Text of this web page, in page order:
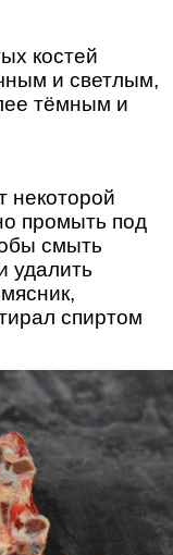
костей
и светлым,
тёмным и
некоторой
промыть под
смыть
удалить
спиртом